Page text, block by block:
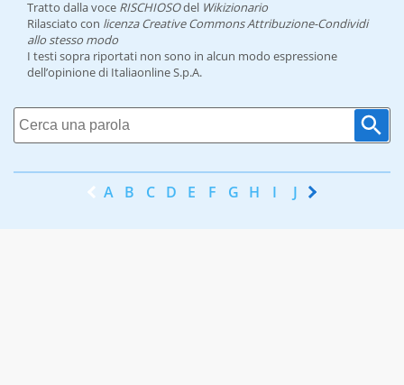
Tratto dalla voce RISCHIOSOdel Wikizionario
Rilasciato con licenza Creative Commons Attribuzione-Condividi
allo stesso modo
I testi sopra riportati non sono in alcun modo espressione
dell’opinione di Italiaonline S.p.A.
A B C D E F G H I J K